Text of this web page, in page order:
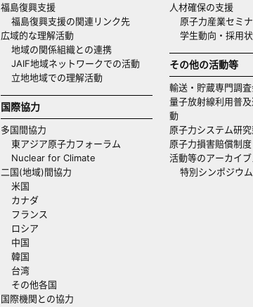
福島復興支援
福島復興支援の関連リンク先
広域的な理解活動
地域の関係組織との連携
JAIF地域ネットワークでの活動
立地地域での理解活動
国際協力
多国間協力
東アジア原子力フォーラム
Nuclear for Climate
二国(地域)間協力
米国
カナダ
フランス
ロシア
中国
韓国
台湾
その他各国
国際機関との協力
人材確保の支援
原子力産業セミ
学生動向・採用
その他の活動等
輸送・貯蔵専門調
量子放射線利用普
動
原子力システム研
原子力損害賠償制度
活動等のアーカイブ
特別シンポジウム